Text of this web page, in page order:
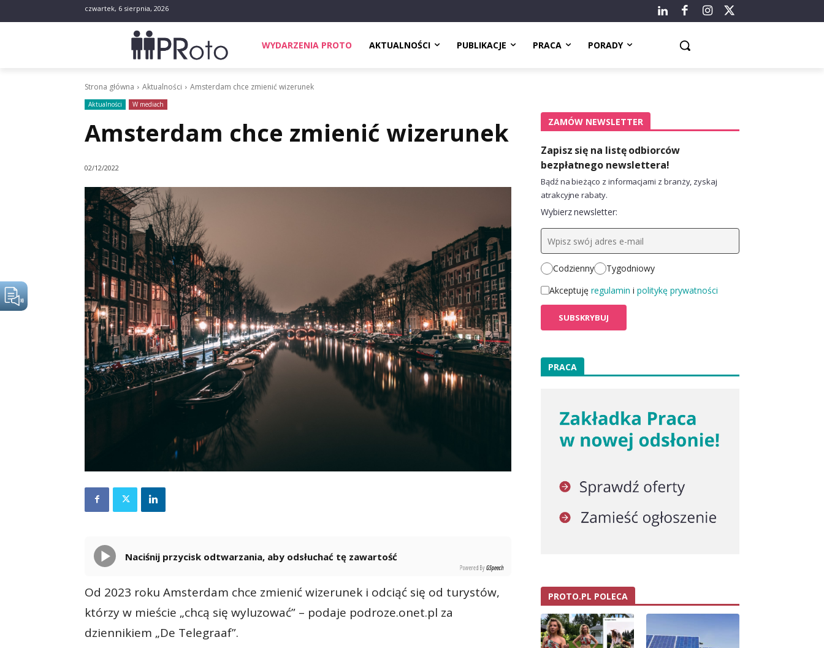
czwartek, 6 sierpnia, 2026
WYDARZENIA PROTO AKTUALNOŚCI PUBLIKACJE PRACA PORADY
Strona główna Aktualności Amsterdam chce zmienić wizerunek
Aktualności W mediach
Amsterdam chce zmienić wizerunek
02/12/2022
Naciśnij przycisk odtwarzania, aby odsłuchać tę zawartość
Powered By GSpeech
Od 2023 roku Amsterdam chce zmienić wizerunek i odciąć się od turystów,
którzy w mieście „chcą się wyluzować” – podaje podroze.onet.pl za
dziennikiem „De Telegraaf”.
ZAMÓW NEWSLETTER
Zapisz się na listę odbiorców
bezpłatnego newslettera!
Bądź na bieżąco z informacjami z branży, zyskaj
atrakcyjne rabaty.
Wybierz newsletter:
Codzienny
Tygodniowy
Akceptuję regulamin i politykę prywatności
PRACA
PROTO.PL POLECA